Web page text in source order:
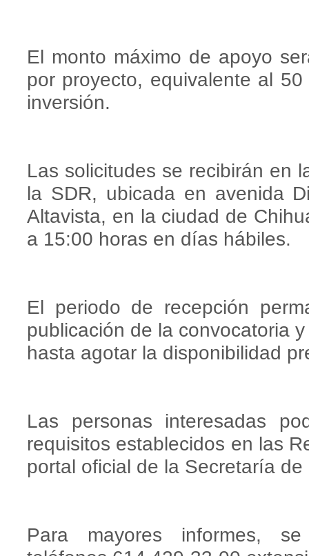
El monto máximo de apoyo
por proyecto, equivalente al
inversión.
Las solicitudes se recibirán en
la SDR, ubicada en avenida
Altavista, en la ciudad de
a 15:00 horas en días hábiles.
El periodo de recepción
publicación de la convocatoria
hasta agotar la disponibilidad
Las personas interesadas
requisitos establecidos en las
portal oficial de la Secretaría
Para mayores informes,